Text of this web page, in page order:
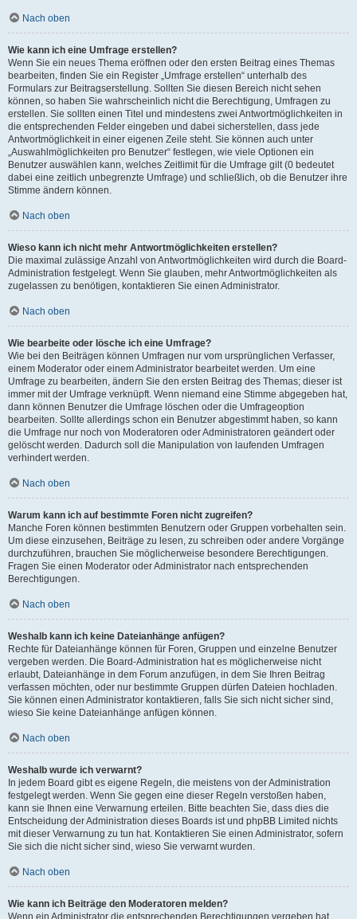
Nach oben
Wie kann ich eine Umfrage erstellen?
Wenn Sie ein neues Thema eröffnen oder den ersten Beitrag eines Themas
bearbeiten, finden Sie ein Register „Umfrage erstellen“ unterhalb des
Formulars zur Beitragserstellung. Sollten Sie diesen Bereich nicht sehen
können, so haben Sie wahrscheinlich nicht die Berechtigung, Umfragen zu
erstellen. Sie sollten einen Titel und mindestens zwei Antwortmöglichkeiten in
die entsprechenden Felder eingeben und dabei sicherstellen, dass jede
Antwortmöglichkeit in einer eigenen Zeile steht. Sie können auch unter
„Auswahlmöglichkeiten pro Benutzer“ festlegen, wie viele Optionen ein
Benutzer auswählen kann, welches Zeitlimit für die Umfrage gilt (0 bedeutet
dabei eine zeitlich unbegrenzte Umfrage) und schließlich, ob die Benutzer ihre
Stimme ändern können.
Nach oben
Wieso kann ich nicht mehr Antwortmöglichkeiten erstellen?
Die maximal zulässige Anzahl von Antwortmöglichkeiten wird durch die Board-
Administration festgelegt. Wenn Sie glauben, mehr Antwortmöglichkeiten als
zugelassen zu benötigen, kontaktieren Sie einen Administrator.
Nach oben
Wie bearbeite oder lösche ich eine Umfrage?
Wie bei den Beiträgen können Umfragen nur vom ursprünglichen Verfasser,
einem Moderator oder einem Administrator bearbeitet werden. Um eine
Umfrage zu bearbeiten, ändern Sie den ersten Beitrag des Themas; dieser ist
immer mit der Umfrage verknüpft. Wenn niemand eine Stimme abgegeben hat,
dann können Benutzer die Umfrage löschen oder die Umfrageoption
bearbeiten. Sollte allerdings schon ein Benutzer abgestimmt haben, so kann
die Umfrage nur noch von Moderatoren oder Administratoren geändert oder
gelöscht werden. Dadurch soll die Manipulation von laufenden Umfragen
verhindert werden.
Nach oben
Warum kann ich auf bestimmte Foren nicht zugreifen?
Manche Foren können bestimmten Benutzern oder Gruppen vorbehalten sein.
Um diese einzusehen, Beiträge zu lesen, zu schreiben oder andere Vorgänge
durchzuführen, brauchen Sie möglicherweise besondere Berechtigungen.
Fragen Sie einen Moderator oder Administrator nach entsprechenden
Berechtigungen.
Nach oben
Weshalb kann ich keine Dateianhänge anfügen?
Rechte für Dateianhänge können für Foren, Gruppen und einzelne Benutzer
vergeben werden. Die Board-Administration hat es möglicherweise nicht
erlaubt, Dateianhänge in dem Forum anzufügen, in dem Sie Ihren Beitrag
verfassen möchten, oder nur bestimmte Gruppen dürfen Dateien hochladen.
Sie können einen Administrator kontaktieren, falls Sie sich nicht sicher sind,
wieso Sie keine Dateianhänge anfügen können.
Nach oben
Weshalb wurde ich verwarnt?
In jedem Board gibt es eigene Regeln, die meistens von der Administration
festgelegt werden. Wenn Sie gegen eine dieser Regeln verstoßen haben,
kann sie Ihnen eine Verwarnung erteilen. Bitte beachten Sie, dass dies die
Entscheidung der Administration dieses Boards ist und phpBB Limited nichts
mit dieser Verwarnung zu tun hat. Kontaktieren Sie einen Administrator, sofern
Sie sich die nicht sicher sind, wieso Sie verwarnt wurden.
Nach oben
Wie kann ich Beiträge den Moderatoren melden?
Wenn ein Administrator die entsprechenden Berechtigungen vergeben hat,